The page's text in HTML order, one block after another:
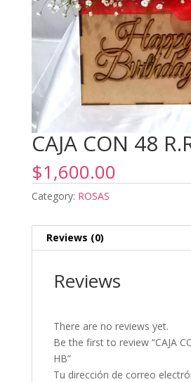
CAJA CON 48
$1,600.00
Category: ROSAS
Reviews (0)
Reviews
There are no reviews yet.
Be the first to review “CAJA
HB”
Tu dirección de correo